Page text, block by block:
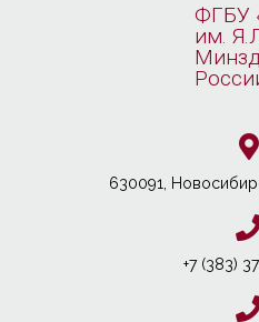
ФГБУ
им.
630091,
+7 (383)